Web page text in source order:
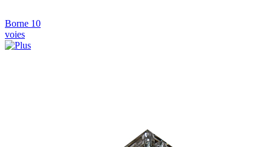
Borne 10
voies